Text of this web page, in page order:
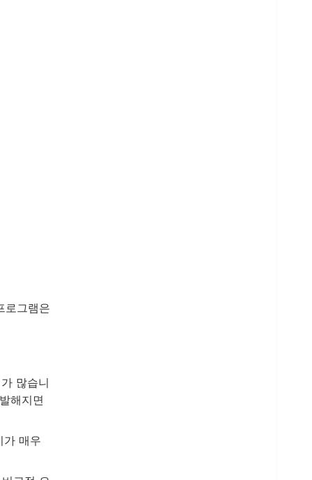
로그램은
많습니
해지면
가 매우